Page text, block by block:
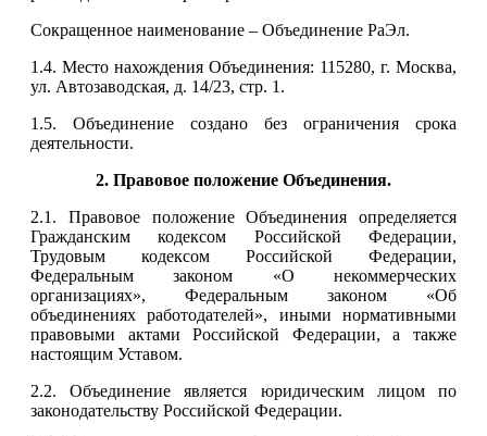
Сокращенное наименование – Объединение РаЭл.
1.4. Место нахождения Объединения: 115280, г. Москва,
ул. Автозаводская, д. 14/23, стр. 1.
1.5. Объединение создано без ограничения срока
деятельности.
2. Правовое положение Объединения.
2.1. Правовое положение Объединения определяется
Гражданским кодексом Российской Федерации,
Трудовым кодексом Российской Федерации,
Федеральным законом «О некоммерческих
организациях», Федеральным законом «Об
объединениях работодателей», иными нормативными
правовыми актами Российской Федерации, а также
настоящим Уставом.
2.2. Объединение является юридическим лицом по
законодательству Российской Федерации.